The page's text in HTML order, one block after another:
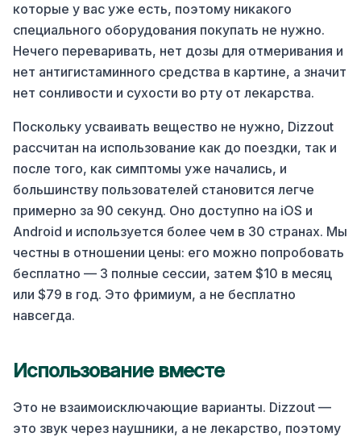
которые у вас уже есть, поэтому никакого
специального оборудования покупать не нужно.
Нечего переваривать, нет дозы для отмеривания и
нет антигистаминного средства в картине, а значит
нет сонливости и сухости во рту от лекарства.
Поскольку усваивать вещество не нужно, Dizzout
рассчитан на использование как до поездки, так и
после того, как симптомы уже начались, и
большинству пользователей становится легче
примерно за 90 секунд. Оно доступно на iOS и
Android и используется более чем в 30 странах. Мы
честны в отношении цены: его можно попробовать
бесплатно — 3 полные сессии, затем $10 в месяц
или $79 в год. Это фримиум, а не бесплатно
навсегда.
Использование вместе
Это не взаимоисключающие варианты. Dizzout —
это звук через наушники, а не лекарство, поэтому